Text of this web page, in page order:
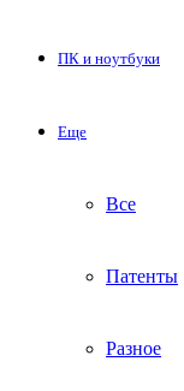
ПК и ноутбуки
Еще
Все
Патенты
Разное